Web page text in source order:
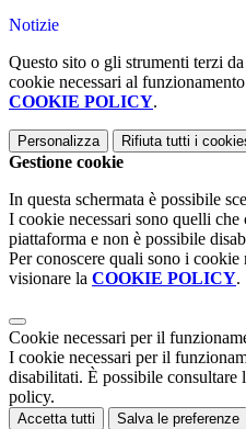
Notizie
Questo sito o gli strumenti terzi
cookie necessari al
COOKIE POLICY.
Personalizza Rifiuta tutti i
Gestione cookie
In questa schermata è possibile
I cookie necessari sono quelli
piattaforma e non è possibile
Per conoscere quali sono i
visionare la COOKIE POLICY.
Cookie necessari per il
I cookie necessari per il
disabilitati. È possibile consultare
policy.
Accetta tutti Salva le preferenze